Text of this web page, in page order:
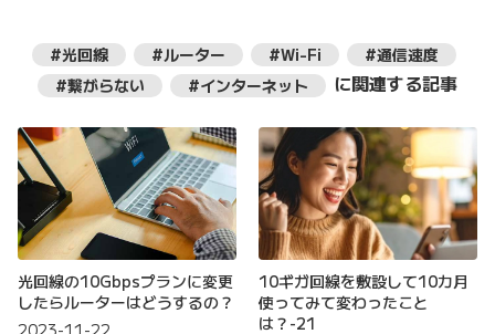
#光回線 #ルーター #Wi-Fi
#通信速度
#繋がらない
#インターネット に関連する記事
光回線の10Gbpsプランに変更
したらルーターはどうするの？
2023-11-22
10ギガ回線を敷設して10カ月
使ってみて変わったこと
は？-21